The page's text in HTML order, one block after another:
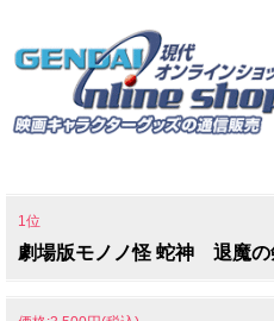
1位
劇場版モノノ怪 蛇神 退魔の